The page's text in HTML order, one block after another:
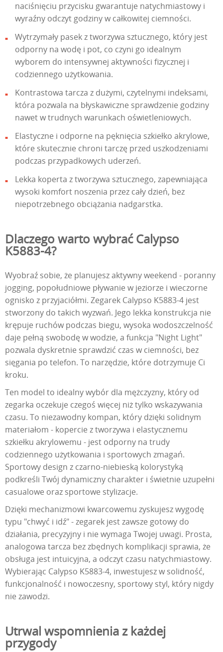
naciśnięciu przycisku gwarantuje natychmiastowy i
wyraźny odczyt godziny w całkowitej ciemności.
Wytrzymały pasek z tworzywa sztucznego, który jest
odporny na wodę i pot, co czyni go idealnym
wyborem do intensywnej aktywności fizycznej i
codziennego użytkowania.
Kontrastowa tarcza z dużymi, czytelnymi indeksami,
która pozwala na błyskawiczne sprawdzenie godziny
nawet w trudnych warunkach oświetleniowych.
Elastyczne i odporne na pęknięcia szkiełko akrylowe,
które skutecznie chroni tarczę przed uszkodzeniami
podczas przypadkowych uderzeń.
Lekka koperta z tworzywa sztucznego, zapewniająca
wysoki komfort noszenia przez cały dzień, bez
niepotrzebnego obciążania nadgarstka.
Dlaczego warto wybrać Calypso
K5883-4?
Wyobraź sobie, że planujesz aktywny weekend - poranny
jogging, popołudniowe pływanie w jeziorze i wieczorne
ognisko z przyjaciółmi. Zegarek Calypso K5883-4 jest
stworzony do takich wyzwań. Jego lekka konstrukcja nie
krępuje ruchów podczas biegu, wysoka wodoszczelność
daje pełną swobodę w wodzie, a funkcja "Night Light"
pozwala dyskretnie sprawdzić czas w ciemności, bez
sięgania po telefon. To narzędzie, które dotrzymuje Ci
kroku.
Ten model to idealny wybór dla mężczyzny, który od
zegarka oczekuje czegoś więcej niż tylko wskazywania
czasu. To niezawodny kompan, który dzięki solidnym
materiałom - kopercie z tworzywa i elastycznemu
szkiełku akrylowemu - jest odporny na trudy
codziennego użytkowania i sportowych zmagań.
Sportowy design z czarno-niebieską kolorystyką
podkreśli Twój dynamiczny charakter i świetnie uzupełni
casualowe oraz sportowe stylizacje.
Dzięki mechanizmowi kwarcowemu zyskujesz wygodę
typu "chwyć i idź" - zegarek jest zawsze gotowy do
działania, precyzyjny i nie wymaga Twojej uwagi. Prosta,
analogowa tarcza bez zbędnych komplikacji sprawia, że
obsługa jest intuicyjna, a odczyt czasu natychmiastowy.
Wybierając Calypso K5883-4, inwestujesz w solidność,
funkcjonalność i nowoczesny, sportowy styl, który nigdy
nie zawodzi.
Utrwal wspomnienia z każdej
przygody